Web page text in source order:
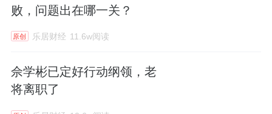
败，问题出在哪一关？
原创 乐居财经 11.6w阅读
佘学彬已定好行动纲领，老
将离职了